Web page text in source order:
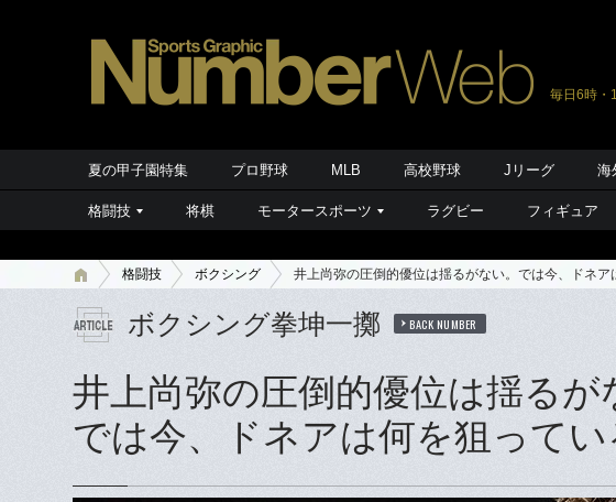
毎日6時・
夏の甲子園特集 プロ野球 MLB 高校野球 Jリーグ 海
格闘技 将棋 モータースポーツ ラグビー フィギュア
格闘技 ボクシング 井上尚弥の圧倒的優位は揺るがない。では今、ドネア
ボクシング拳坤一擲 BACK NUMBER
井上尚弥の圧倒的優位は揺るが
では今、ドネアは何を狙ってい